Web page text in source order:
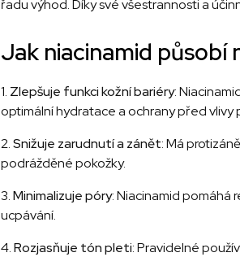
řadu výhod. Díky své všestrannosti a
Jak niacinamid působí
1. Zlepšuje funkci kožní bariéry:
optimální hydratace a ochrany před vlivy
2.Snižuje zarudnutí a zánět: Má
podrážděné pokožky.
3.Minimalizuje póry: Niacinamid pomáhá
ucpávání.
4.Rozjasňuje tón pleti: Pravidelné